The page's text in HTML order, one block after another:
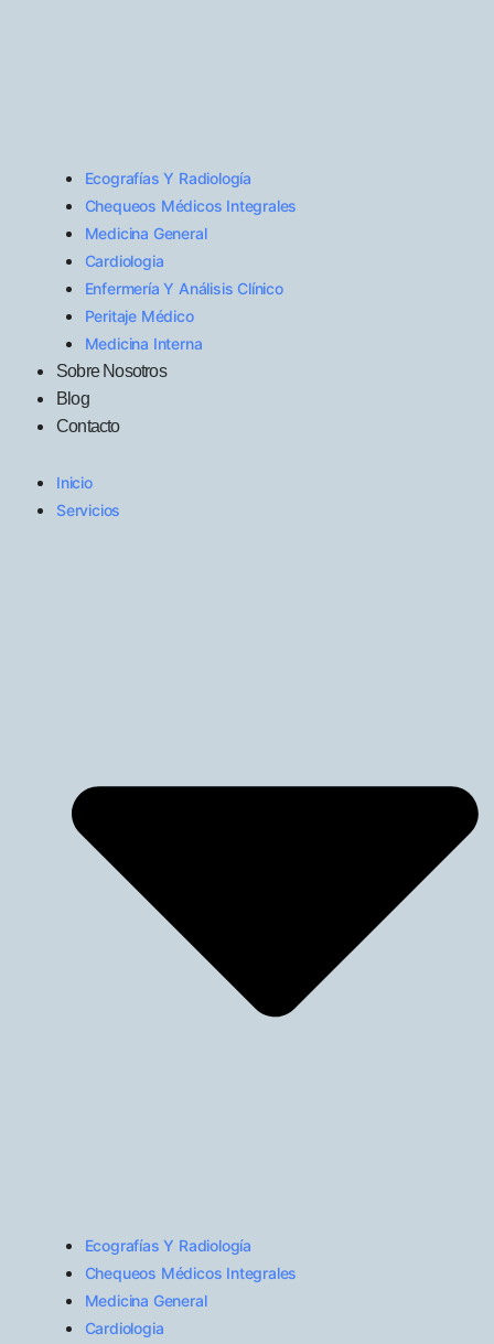
Ecografías Y Radiología
Chequeos Médicos Integrales
Medicina General
Cardiologia
Enfermería Y Análisis Clínico
Peritaje Médico
Medicina Interna
Sobre Nosotros
Blog
Contacto
Inicio
Servicios
Ecografías Y Radiología
Chequeos Médicos Integrales
Medicina General
Cardiologia